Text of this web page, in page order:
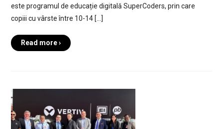
este programul de educație digitală SuperCoders, prin care
copiii cu vârste între 10-14 […]
Read more ›